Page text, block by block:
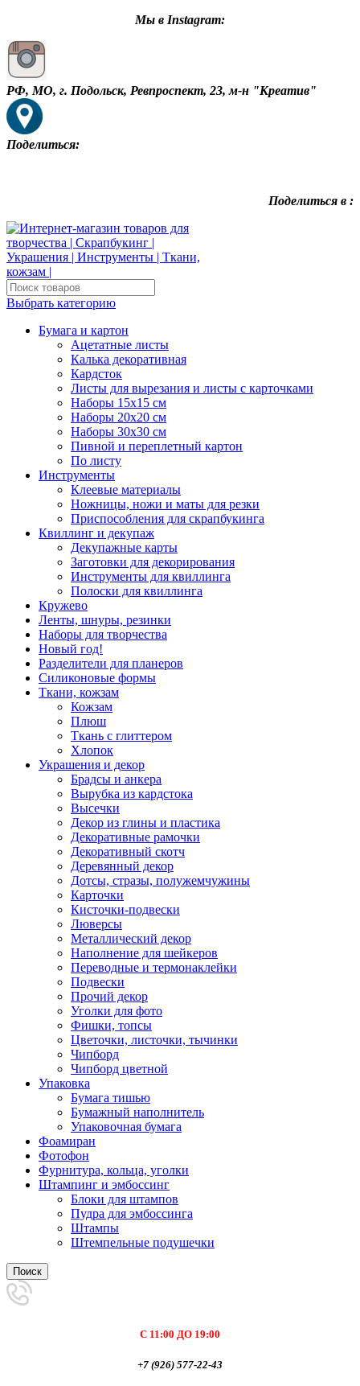
Мы в Instagram:
РФ, МО, г. Подольск, Ревпроспект, 23, м-н "Креатив"
Поделиться:
Поделиться в :
Выбрать категорию
Бумага и картон
Ацетатные листы
Калька декоративная
Кардсток
Листы для вырезания и листы с карточками
Наборы 15х15 см
Наборы 20х20 см
Наборы 30х30 см
Пивной и переплетный картон
По листу
Инструменты
Клеевые материалы
Ножницы, ножи и маты для резки
Приспособления для скрапбукинга
Квиллинг и декупаж
Декупажные карты
Заготовки для декорирования
Инструменты для квиллинга
Полоски для квиллинга
Кружево
Ленты, шнуры, резинки
Наборы для творчества
Новый год!
Разделители для планеров
Силиконовые формы
Ткани, кожзам
Кожзам
Плюш
Ткань с глиттером
Хлопок
Украшения и декор
Брадсы и анкера
Вырубка из кардстока
Высечки
Декор из глины и пластика
Декоративные рамочки
Декоративный скотч
Деревянный декор
Дотсы, стразы, полужемчужины
Карточки
Кисточки-подвески
Люверсы
Металлический декор
Наполнение для шейкеров
Переводные и термонаклейки
Подвески
Прочий декор
Уголки для фото
Фишки, топсы
Цветочки, листочки, тычинки
Чипборд
Чипборд цветной
Упаковка
Бумага тишью
Бумажный наполнитель
Упаковочная бумага
Фоамиран
Фотофон
Фурнитура, кольца, уголки
Штампинг и эмбоссинг
Блоки для штампов
Пудра для эмбоссинга
Штампы
Штемпельные подушечки
Поиск
С 11:00 ДО 19:00
+7 (926) 577-22-43